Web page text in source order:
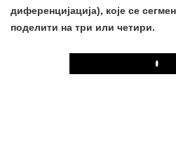
диференцијација), које се
поделити на три или четири.
Play